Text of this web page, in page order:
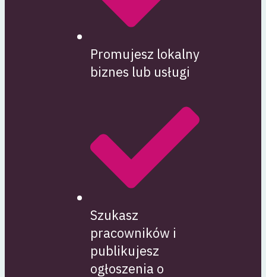
Promujesz lokalny
biznes lub usługi
Szukasz
pracowników i
publikujesz
ogłoszenia o